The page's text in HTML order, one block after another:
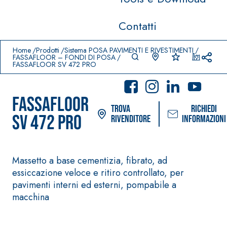
Contatti
Home Prodotti Sistema POSA PAVIMENTI E RIVESTIMENTI
FASSAFLOOR – FONDI DI POSA
FASSAFLOOR SV 472 PRO
FASSAFLOOR
SV 472 PRO
Trova
rivenditore
Richiedi
informazioni
Massetto a base cementizia, fibrato, ad
essiccazione veloce e ritiro controllato, per
pavimenti interni ed esterni, pompabile a
macchina
Prodotti in primo piano
Sistema POSA PAVIMENTI E
RIVESTIMENTI
AQUAZI
P
–
Sistema
PITTURE